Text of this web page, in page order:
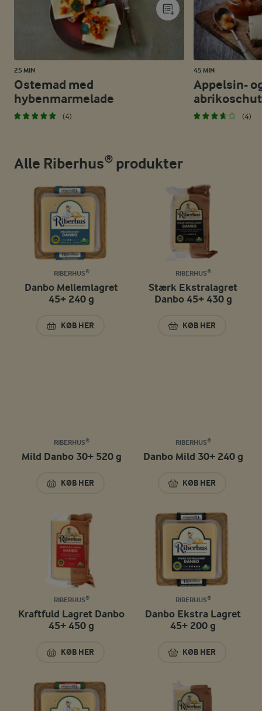
25 MIN
Ostemad med
hybenmarmelade
(4)
45 MIN
Appelsin-
(4)
Alle Riberhus® produkter
RIBERHUS®
Danbo Mellemlagret
45+ 240 g
KØB HER
DANBO MELLEMLAGRET 45+ 240 G
RIBERHUS®
Stærk Ekstralagret
Danbo 45+ 430 g
KØB HER
STÆRK
RIBERHUS®
Mild Danbo 30+ 520 g
KØB HER
MILD DANBO 30+ 520 G
RIBERHUS®
Danbo Mild 30+ 240 g
KØB HER
DANBO MILD 30+
RIBERHUS®
Kraftfuld Lagret Danbo
45+ 450 g
KØB HER
KRAFTFULD LAGRET DANBO 45+ 450 G
RIBERHUS®
Danbo Ekstra Lagret
45+ 200 g
KØB HER
DANBO EKSTRA